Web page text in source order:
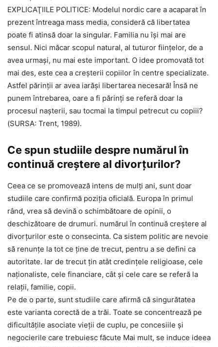
EXPLICAŢIILE POLITICE: Modelul nordic care a acaparat în
prezent întreaga mass media, consideră că libertatea
poate fi atinsă doar la singular. Familia nu îşi mai are
sensul. Nici măcar scopul natural, al tuturor fiinţelor, de a
avea urmaşi, nu mai este important. O idee promovată tot
mai des, este cea a creşterii copiilor în centre specializate.
Astfel părinţii ar avea iarăşi libertarea necesară! Însă ne
punem întrebarea, oare a fi părinţi se referă doar la
procesul naşterii, sau tocmai la timpul petrecut cu copiii?
(SURSA: Trent, 1989).
Ce spun studiile despre numărul în
continuă creştere al divorţurilor?
Ceea ce se promovează intens de mulţi ani, sunt doar
studiile care confirmă poziţia oficială. Europa în primul
rând, vrea să devină o schimbătoare de opinii, o
deschizătoare de drumuri. numărul în continuă creştere al
divorţurilor este o consecinta. Ca sistem politic are nevoie
să renunţe la tot ce ţine de trecut, pentru a se defini ca
autoritate. Iar de trecut ţin atât credinţele religioase, cele
naţionaliste, cele financiare, cât şi cele care se referă la
relaţii, familie, copii.
Pe de o parte, sunt studiile care afirmă că singurătatea
este varianta corectă de a trăi. Toate se concentrează pe
dificultăţile asociate vieţii de cuplu, pe concesiile şi
negocierile care trebuiesc făcute Mai mult, se induce ideea